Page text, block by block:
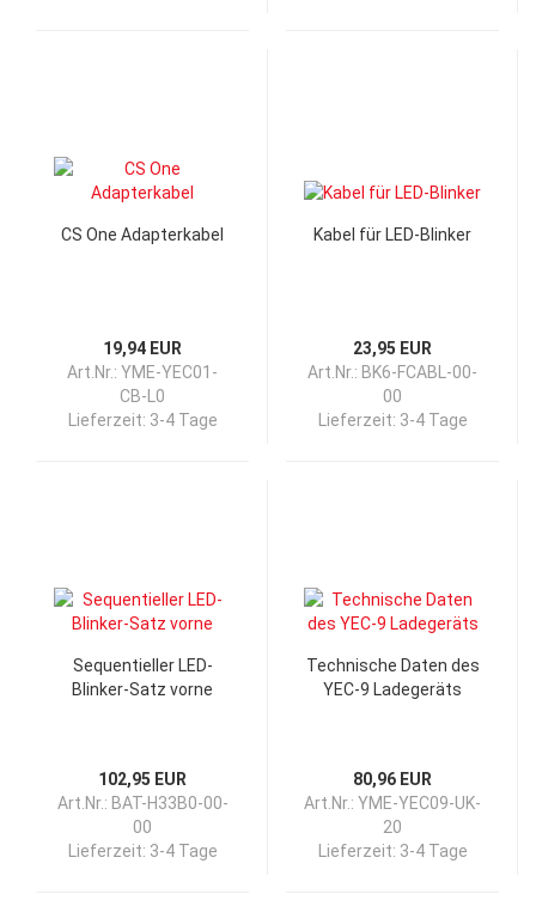
CS One Adapterkabel
19,94 EUR
Art.Nr.: YME-YEC01-
CB-L0
Lieferzeit: 3-4 Tage
Kabel für LED-Blinker
23,95 EUR
Art.Nr.: BK6-FCABL-00-
00
Lieferzeit: 3-4 Tage
Sequentieller LED-
Blinker-Satz vorne
102,95 EUR
Art.Nr.: BAT-H33B0-00-
00
Lieferzeit: 3-4 Tage
Technische Daten des
YEC-9 Ladegeräts
80,96 EUR
Art.Nr.: YME-YEC09-UK-
20
Lieferzeit: 3-4 Tage